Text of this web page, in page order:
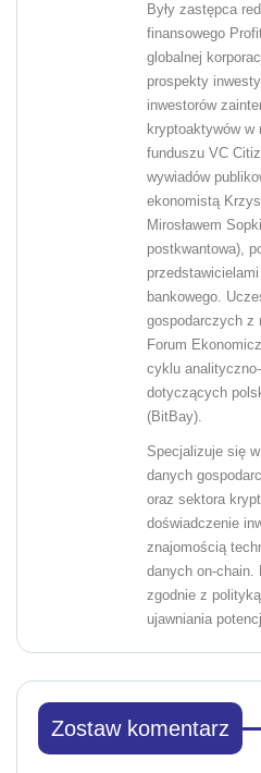
Były zastępca
finansowego
globalnej
prospekty
inwestorów
kryptoaktywów w
funduszu VC
wywiadów
ekonomistą
Mirosławem
postkwantowa),
bankowego.
gospodarczych z
Forum
cyklu
dotyczących
(BitBay).
Specjalizuje się
danych
oraz sektora
doświadczenie
znajomością
danych on-chain.
zgodnie z
ujawniania
Zostaw komentarz